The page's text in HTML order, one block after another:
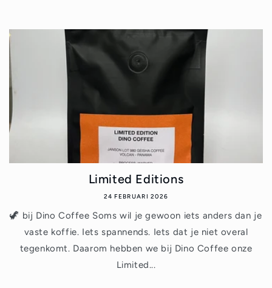
Limited Editions
24 FEBRUARI 2026
🦖 bij Dino Coffee Soms wil je gewoon iets anders dan je
vaste koffie. Iets spannends. Iets dat je niet overal
tegenkomt. Daarom hebben we bij Dino Coffee onze
Limited...